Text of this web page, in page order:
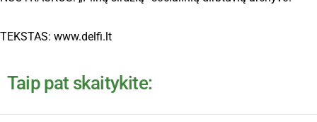
TEKSTAS: www.delfi.lt
Taip pat skaitykite: